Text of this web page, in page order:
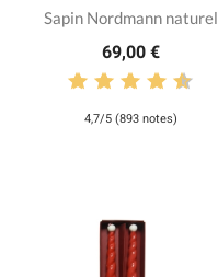
Sapin Nordmann naturel
69,00 €
4,7/5 (893 notes)